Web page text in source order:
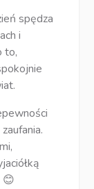
spędza
i
to,
😊